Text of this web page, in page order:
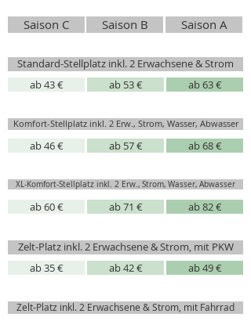
Saison C Saison B Saison A
Standard-Stellplatz inkl. 2 Erwachsene & Strom
ab 43 € ab 53 € ab 63 €
Komfort-Stellplatz inkl. 2 Erw., Strom, Wasser, Abwasser
ab 46 € ab 57 € ab 68 €
XL-Komfort-Stellplatz inkl. 2 Erw., Strom, Wasser, Abwasser
ab 60 € ab 71 € ab 82 €
Zelt-Platz inkl. 2 Erwachsene & Strom, mit PKW
ab 35 € ab 42 € ab 49 €
Zelt-Platz inkl. 2 Erwachsene & Strom, mit Fahrrad